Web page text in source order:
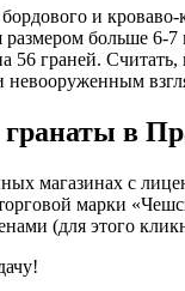
и кроваво-
размером больше 6-
56 граней.
невооруженным
в
магазинах с
марки
(для этого